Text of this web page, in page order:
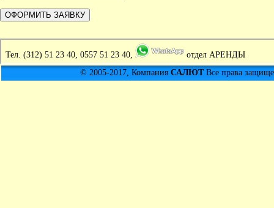
Тел. (312) 51 23 40, 0557 51 23 40,
отдел АРЕНДЫ
© 2005-2017, Компания САЛЮТВсе права